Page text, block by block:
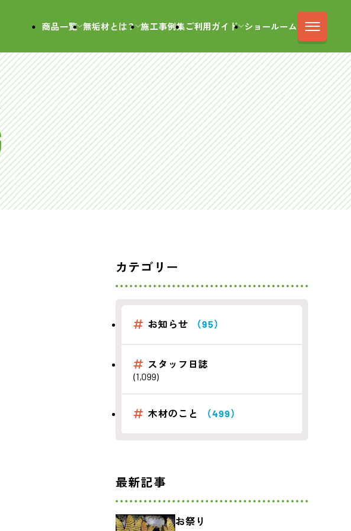
商品一覧 無垢材とは？ 施工事例集 ご利用ガイド ショールーム
カテゴリー
お知らせ （95）
スタッフ日誌
(1,099)
木材のこと （499）
最新記事
お祭り